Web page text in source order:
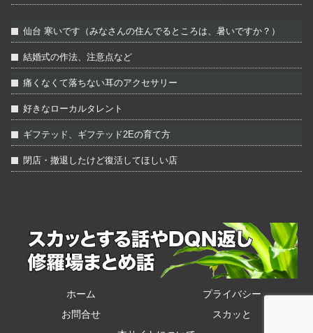
仙台 寒いです（みなさんの住んでるところは、暑いですか？）
結婚式の作法、注意点など
痛くなくて落ちない耳のアクセサリー
好きなローカルタレント
ギフテッド、ギフテッド2Eの育て方
閉店・撤退したけど復活してほしい店
ホーム
プライバシー
お問合せ
スカッと